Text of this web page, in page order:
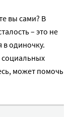
вы сами? В
– это не
в одиночку.
может помочь